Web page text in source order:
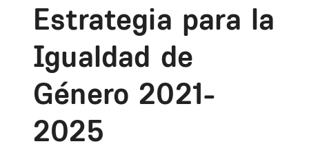
Estrategia para la
Igualdad de
Género 2021-
2025